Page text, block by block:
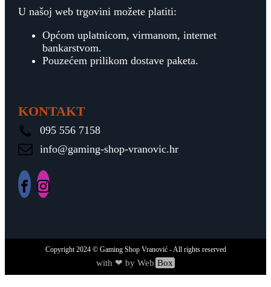
U našoj web trgovini možete platiti:
Općom uplatnicom, virmanom, internet
bankarstvom.
Pouzećem prilikom dostave paketa.
KONTAKT
095 556 7158
info@gaming-shop-vranovic.hr
Copyright2024© Gaming Shop Vranović - All rights reserved
with ❤ by Web Box